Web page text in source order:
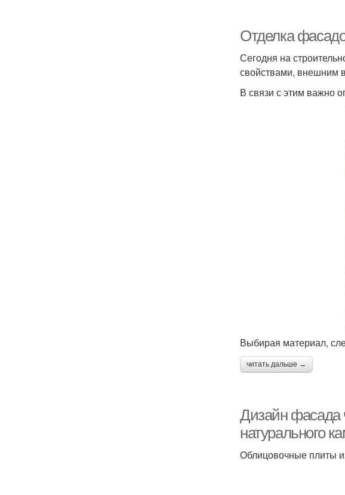
Отделка
Сегодня на
свойствами, внешним
В связи с этим важно
Выбирая материал,
читать дальше →
Дизайн фасада
натурального
Облицовочные плиты